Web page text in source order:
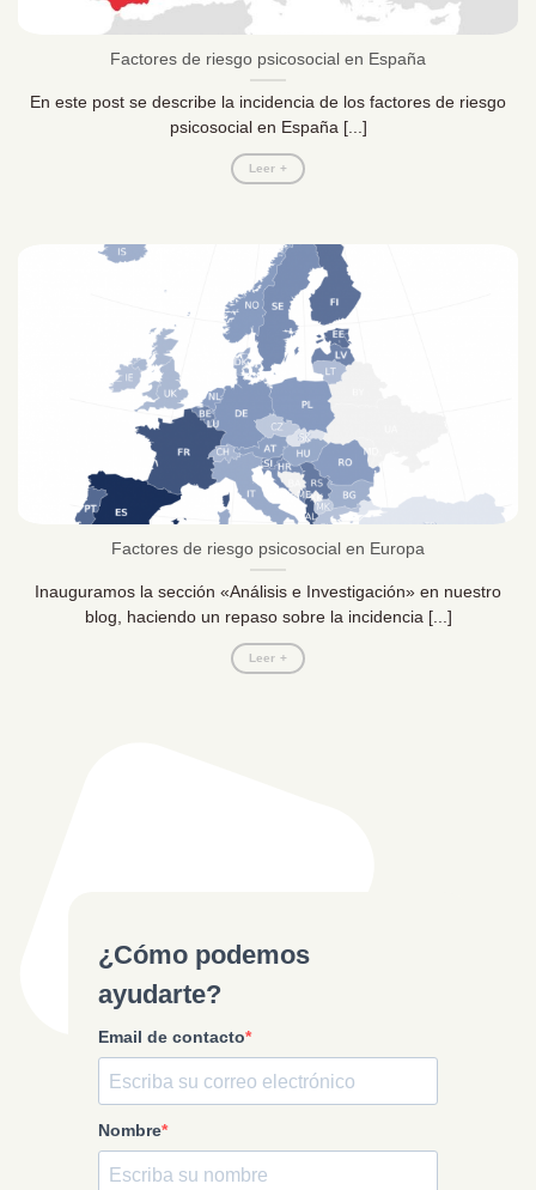
Factores de riesgo psicosocial en España
En este post se describe la incidencia de los factores de riesgo
psicosocial en España [...]
Leer +
Factores de riesgo psicosocial en Europa
Inauguramos la sección «Análisis e Investigación» en nuestro
blog, haciendo un repaso sobre la incidencia [...]
Leer +
¿Cómo podemos
ayudarte?
Email de contacto
Nombre